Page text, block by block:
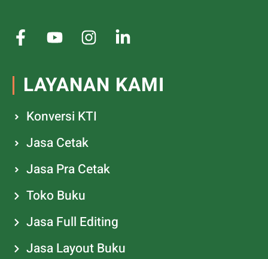
LAYANAN KAMI
Konversi KTI
Jasa Cetak
Jasa Pra Cetak
Toko Buku
Jasa Full Editing
Jasa Layout Buku